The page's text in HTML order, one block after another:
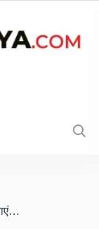
/ CG : VIP कल्चर छोड़ सरकारी योजना में शादी रचाएंगे ये विधायक,CM के साथ पूरा मंत्रिमंडल बनेगा साक्षी..